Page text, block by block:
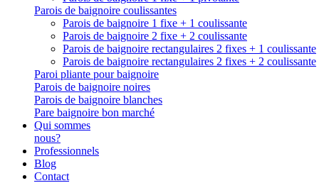
Parois de baignoire coulissantes
Parois de baignoire 1 fixe + 1 coulissante
Parois de baignoire 2 fixe + 2 coulissante
Parois de baignoire rectangulaires 2 fixes + 1 coulissante
Parois de baignoire rectangulaires 2 fixes + 2 coulissante
Paroi pliante pour baignoire
Parois de baignoire noires
Parois de baignoire blanches
Pare baignoire bon marché
Qui sommes
nous?
Professionnels
Blog
Contact